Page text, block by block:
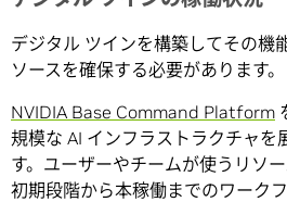
デジタル ツインを構築してその機
ソースを確保する必要があります。
NVIDIA Base Command Platform
規模な AI インフラストラクチャを
す。ユーザーやチームが使うリソ
初期段階から本稼働までのワーク